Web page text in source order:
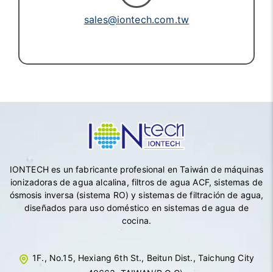
sales@iontech.com.tw
IONTECH es un fabricante profesional en Taiwán de máquinas
ionizadoras de agua alcalina, filtros de agua ACF, sistemas de
ósmosis inversa (sistema RO) y sistemas de filtración de agua,
diseñados para uso doméstico en sistemas de agua de
cocina.
1F., No.15, Hexiang 6th St., Beitun Dist., Taichung City